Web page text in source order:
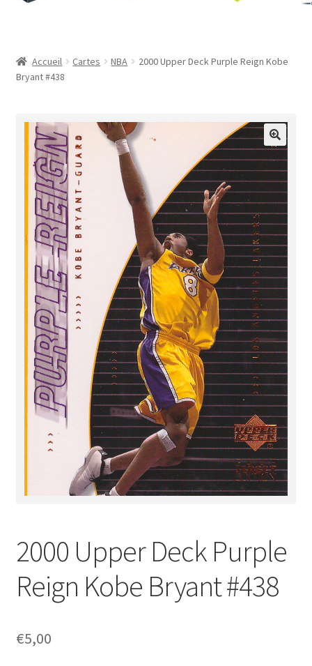
Mon compte
Panier
Validation de la commande
Accueil Cartes NBA
2000 Upper Deck Purple Reign Kobe
Bryant #438
2000 Upper Deck Purple
Reign Kobe Bryant #438
€5,00